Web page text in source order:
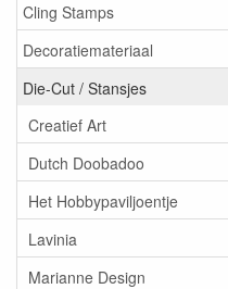
Cling Stamps
Decoratiemateriaal
Die-Cut / Stansjes
Creatief Art
Dutch Doobadoo
Het Hobbypaviljoentje
Lavinia
Marianne Design